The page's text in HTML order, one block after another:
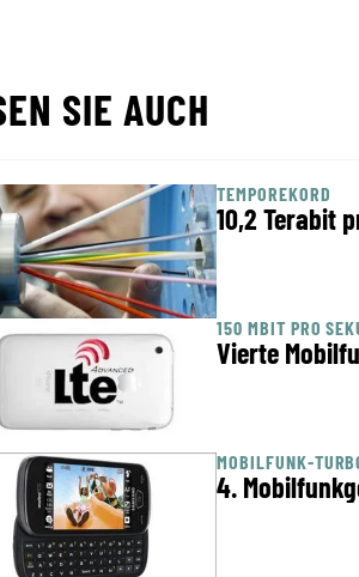
SIE AUCH
TEMPOREKORD
10,2 Terabit
150 MBIT PRO
Vierte
MOBILFUNK-
4.